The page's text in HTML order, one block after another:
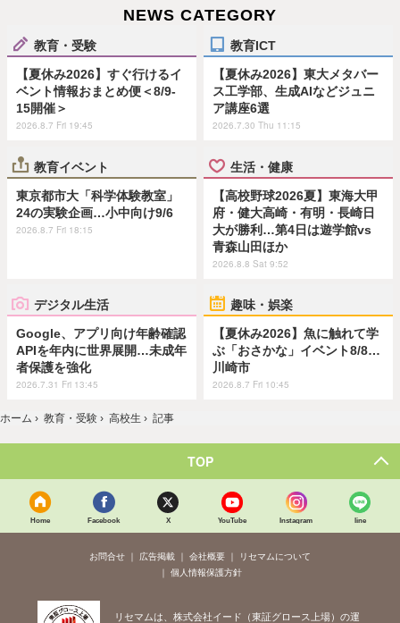
NEWS CATEGORY
教育・受験
【夏休み2026】すぐ行けるイ
ベント情報おまとめ便＜8/9-
15開催＞
2026.8.7 Fri 19:45
教育ICT
【夏休み2026】東大メタバー
ス工学部、生成AIなどジュニ
ア講座6選
2026.7.30 Thu 11:15
教育イベント
東京都市大「科学体験教室」
24の実験企画…小中向け9/6
2026.8.7 Fri 18:15
生活・健康
【高校野球2026夏】東海大甲
府・健大高崎・有明・長崎日
大が勝利…第4日は遊学館vs
青森山田ほか
2026.8.8 Sat 9:52
デジタル生活
Google、アプリ向け年齢確認
APIを年内に世界展開…未成年
者保護を強化
2026.7.31 Fri 13:45
趣味・娯楽
【夏休み2026】魚に触れて学
ぶ「おさかな」イベント8/8…
川崎市
2026.8.7 Fri 10:45
ホーム › 教育・受験 › 高校生 › 記事
TOP
Home Facebook X YouTube Instagram line
お問合せ 広告掲載 会社概要
リセマムについて
個人情報保護方針
リセマムは、株式会社イード（東証グロース上場）の運